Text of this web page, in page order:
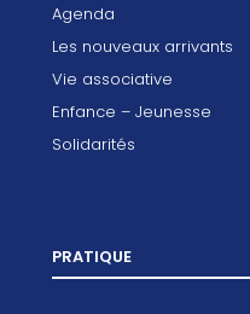
Agenda
Les nouveaux arrivants
Vie associative
Enfance – Jeunesse
Solidarités
PRATIQUE